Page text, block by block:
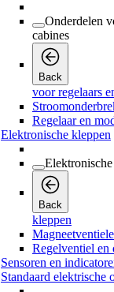
Onderdelen
cabines
Back
voor regelaars
Regelaar en
Elektronische kleppen
Back
kleppen
Regelventiel en
Sensoren en
Standaard elektrische